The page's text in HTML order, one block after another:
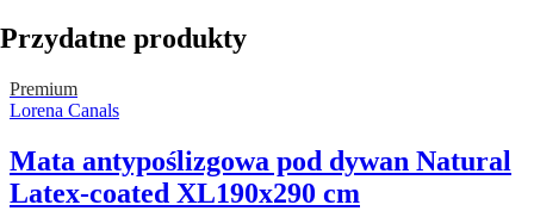
Przydatne produkty
Premium
Lorena Canals
Mata antypoślizgowa pod dywan Natural
Latex-coated XL190x290 cm